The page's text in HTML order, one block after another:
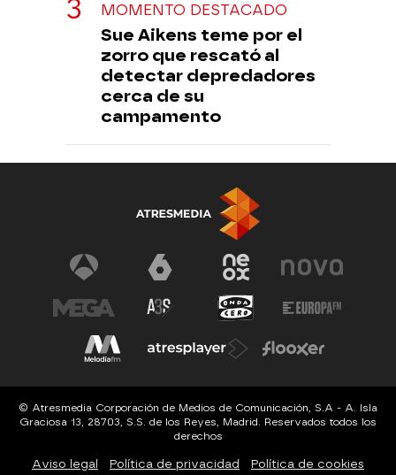
MOMENTO DESTACADO
Sue Aikens teme por el
zorro que rescató al
detectar depredadores
cerca de su
campamento
© Atresmedia Corporación de Medios de Comunicación, S.A - A. Isla
Graciosa 13, 28703, S.S. de los Reyes, Madrid. Reservados todos los
derechos
Aviso legal Política de privacidad Política de cookies